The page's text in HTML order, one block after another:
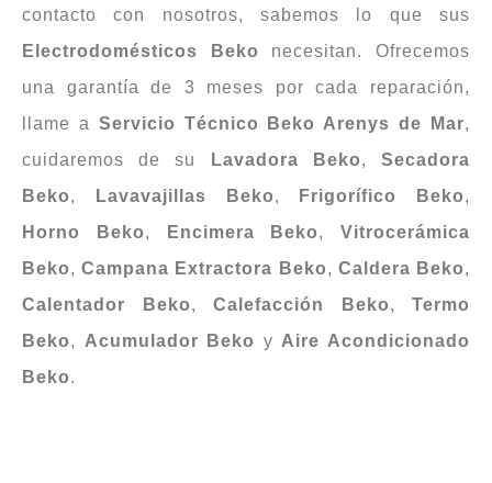
contacto con nosotros, sabemos lo que sus
Electrodomésticos
Beko necesitan. Ofrecemos
una garantía de 3 meses por cada reparación,
llame a Servicio Técnico Beko Arenys de Mar,
cuidaremos de su
Lavadora Beko,Secadora
Beko, Lavavajillas Beko, Frigorífico Beko,
Horno
Beko, Encimera Beko, Vitrocerámica
Beko,Campana Extractora Beko, Caldera Beko,
Calentador
Beko, Calefacción Beko, Termo
Beko, Acumulador Beko y Aire Acondicionado
Beko.